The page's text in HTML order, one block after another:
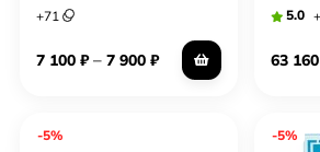
+71
7 100 ₽– 7 900 ₽
5.0 +
63 160
-5% -5%